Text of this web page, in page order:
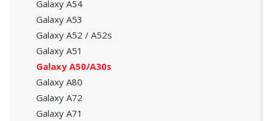
Galaxy A54
Galaxy A53
Galaxy A52 / A52s
Galaxy A51
Galaxy A50/A30s
Galaxy A80
Galaxy A72
Galaxy A71